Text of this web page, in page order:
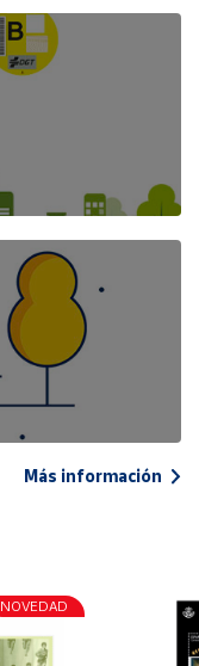
Más información
NOVEDAD